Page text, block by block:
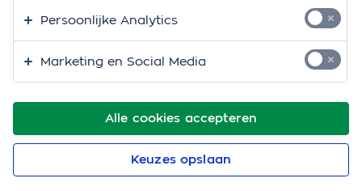
mee, want dat kost geld. Je vraagt je vast af of je iets
vergoed krijgt van je autoverzekering bij steenslag op
Snel naar
Wat is steenslag precies?
Reparatie van steenslag: zelf doen of door een
Alle cookies accepteren
Persoonlijke Analytics
Marketing en Social Media
Keuzes opslaan